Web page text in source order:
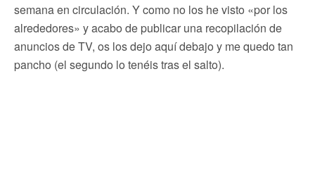
semana en circulación. Y como no los he visto «por los
alrededores» y acabo de publicar una recopilación de
anuncios de TV, os los dejo aquí debajo y me quedo tan
pancho (el segundo lo tenéis tras el salto).